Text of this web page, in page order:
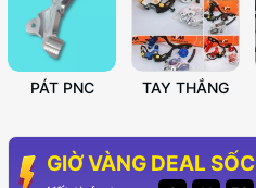
PÁT PNC TAY THẮNG
GIỜ VÀNG DEAL SỐC